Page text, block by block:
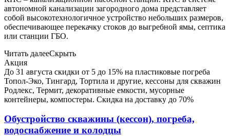
автономной канализации загородного дома представляет
собой высокотехнологичное устройство небольших размеров,
обеспечивающее перекачку стоков до выгребной ямы, септика
или станции ГБО.
Читать далееСкрыть
Акция
До 31 августа скидки от 5 до 15% на пластиковые погреба
Топол-Эко, Тингард, Тортила и другие, кессоны для скважин
Родлекс, Термит, декоративные емкости, мусорные
контейнеры, компостеры. Скидка на доставку до 70%
Обустройство скважины (кессон), погреба,
водоснабжение и колодцы